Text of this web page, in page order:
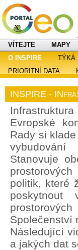
VÍTEJTE MAPY
O INSPIRE
TÝKÁ
PRIORITNÍ DATA
INSPIRE -
Evropské
Rady si
vybudování
Stanovuje
politik, které
poskytnout
Společenství
Následující
a jakých dat